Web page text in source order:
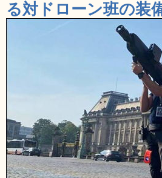
る対ドローン班の装